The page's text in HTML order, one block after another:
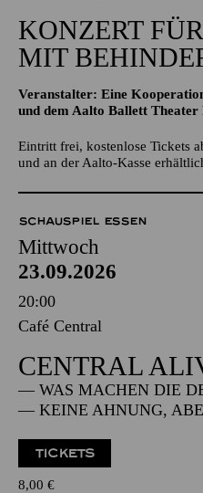
KONZERT
MIT
Veranstalter: Eine
und dem Aalto Ballett Theater
Eintritt frei, kostenlose Tickets
und an der Aalto-Kasse
SCHAUSPIEL ESSEN
Mittwoch
23.09.2026
20:00
Café Central
CENTRAL
— WAS MACHEN DIE
— KEINE AHNUNG,
TICKETS
8,00 €